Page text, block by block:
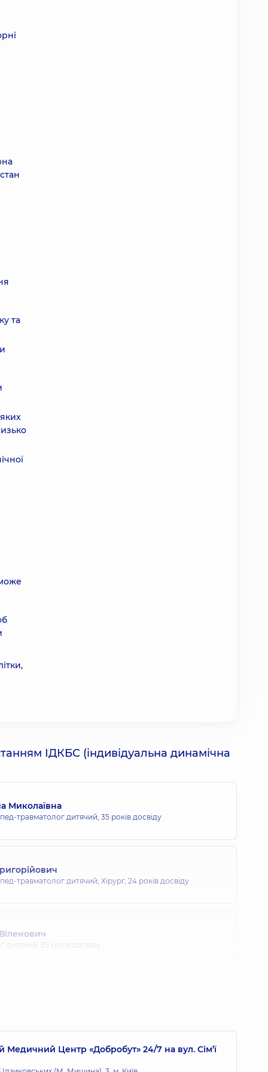
та
ІДКБС (індивідуальна динамічна
Миколаївна
травматолог дитячий, 35 років досвіду
травматолог дитячий; Хірург, 24 років досвіду
дитячий, 25 років досвіду
Лікар з ультразвукової діагностики,
Медичний Центр «Добробут» 24/7 на вул. Сім’ї